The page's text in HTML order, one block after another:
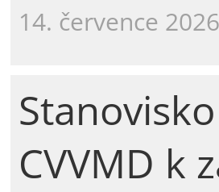
14. července 2026
CVVMD k